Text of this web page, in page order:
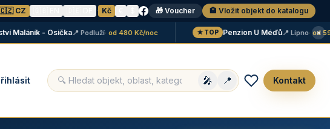
CZ · Kč 🎁 Voucher 🏨 Vložit objekt do katalogu
- Osička📍 Podluží· od 480 Kč/noc ★ TOP Penzion U Méďů📍 Lipno· od 590
×
🎤 📍 Kontakt